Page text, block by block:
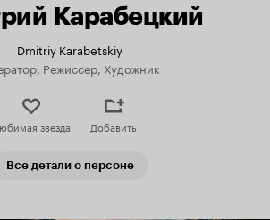
Карабецкий
Dmitriy Karabetskiy
Режиссер, Художник
звезда Добавить
Все детали о персоне